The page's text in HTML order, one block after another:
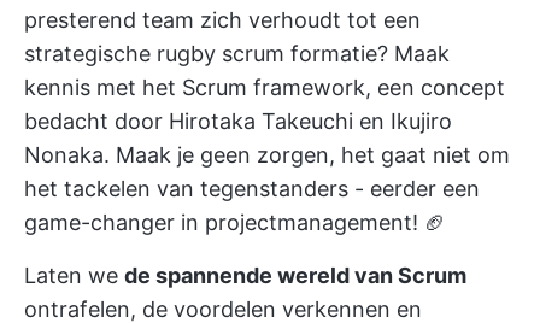
presterend team zich verhoudt tot een
strategische rugby scrum formatie? Maak
kennis met het Scrum framework, een concept
bedacht door Hirotaka Takeuchi en Ikujiro
Nonaka. Maak je geen zorgen, het gaat niet om
het tackelen van tegenstanders - eerder een
game-changer in projectmanagement! 🏈
Laten we de spannende wereld van Scrum
ontrafelen, de voordelen verkennen en